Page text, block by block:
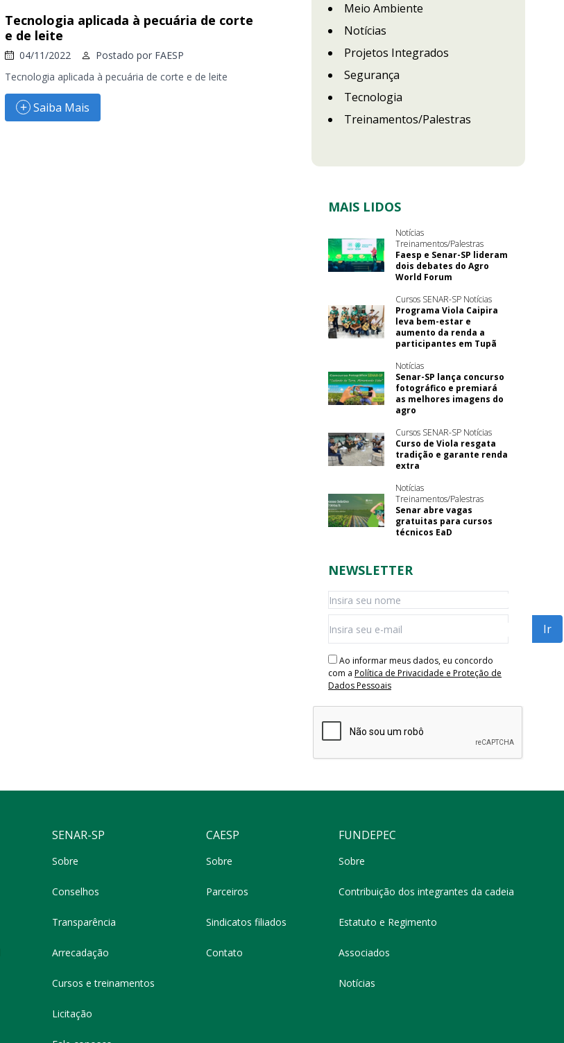
Tecnologia aplicada à pecuária de corte
e de leite
04/11/2022 Postado por FAESP
Tecnologia aplicada à pecuária de corte e de leite
Saiba Mais
Meio Ambiente
Notícias
Projetos Integrados
Segurança
Tecnologia
Treinamentos/Palestras
MAIS LIDOS
Notícias
Treinamentos/Palestras
Faesp e Senar-SP lideram
dois debates do Agro
World Forum
Cursos SENAR-SP Notícias
Programa Viola Caipira
leva bem-estar e
aumento da renda a
participantes em Tupã
Notícias
Senar-SP lança concurso
fotográfico e premiará
as melhores imagens do
agro
Cursos SENAR-SP Notícias
Curso de Viola resgata
tradição e garante renda
extra
Notícias
Treinamentos/Palestras
Senar abre vagas
gratuitas para cursos
técnicos EaD
NEWSLETTER
Ao informar meus dados, eu concordo
com a Política de Privacidade e Proteção de
Dados Pessoais
SENAR-SP
Sobre
Conselhos
Transparência
Arrecadação
Cursos e treinamentos
Licitação
CAESP
Sobre
Parceiros
Sindicatos filiados
Contato
FUNDEPEC
Sobre
Contribuição dos integrantes da cadeia
Estatuto e Regimento
Associados
Notícias